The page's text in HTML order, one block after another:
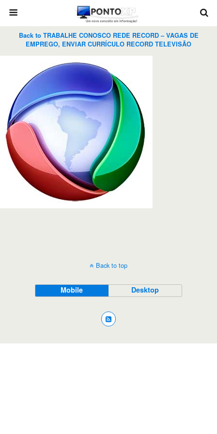
Back to TRABALHE CONOSCO REDE RECORD – VAGAS DE
EMPREGO, ENVIAR CURRÍCULO RECORD TELEVISÃO
Back to top
Mobile Desktop